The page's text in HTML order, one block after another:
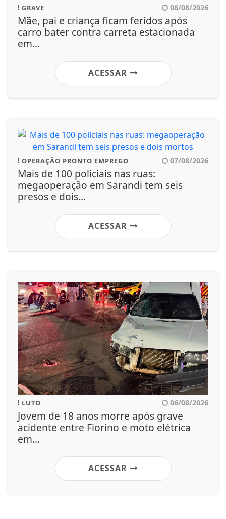
GRAVE 08/08/2026
Mãe, pai e criança ficam feridos após
carro bater contra carreta estacionada
em...
ACESSAR
OPERAÇÃO PRONTO EMPREGO 07/08/2026
Mais de 100 policiais nas ruas:
megaoperação em Sarandi tem seis
presos e dois...
ACESSAR
LUTO 06/08/2026
Jovem de 18 anos morre após grave
acidente entre Fiorino e moto elétrica
em...
ACESSAR